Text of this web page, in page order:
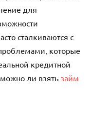
для
сталкиваются с
которые
кредитной
ли взять займ